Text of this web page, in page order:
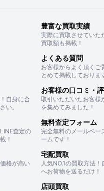
豊富な買取実績
実際に買取させていた
買取額も掲載！
よくある質問
お客様からよく頂くご
とめて掲載しておりま
自身に合
い。
お客様の口コミ・
取引いただいたお客様
を集めてみました！
査定の
！
無料査定フォーム
完全無料のメールベー
ームです！
格が高い
宅配買取
人気NO.1の買取方法！
へお荷物を送るだけ！
店頭買取